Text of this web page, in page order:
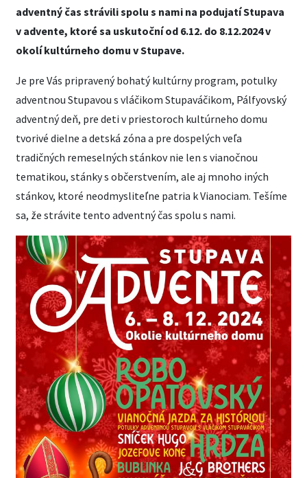
adventný čas strávili spolu s nami na podujatí Stupava
v advente, ktoré sa uskutoční od 6.12. do 8.12.2024 v
okolí kultúrneho domu v Stupave.
Je pre Vás pripravený bohatý kultúrny program, potulky
adventnou Stupavou s vláčikom Stupaváčikom, Pálfyovský
adventný deň, pre deti v priestoroch kultúrneho domu
tvorivé dielne a detská zóna a pre dospelých veľa
tradičných remeselných stánkov nie len s vianočnou
tematikou, stánky s občerstvením, ale aj mnoho iných
stánkov, ktoré neodmysliteľne patria k Vianociam. Tešíme
sa, že strávite tento adventný čas spolu s nami.